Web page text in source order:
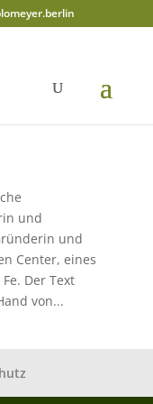
und
und
Center, eines
Der Text
von...